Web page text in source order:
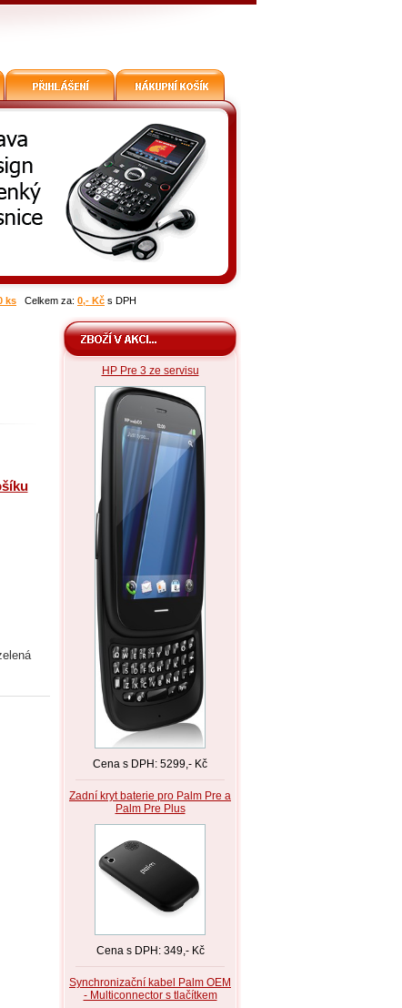
ks Celkem za: 0,- Kč s DPH
HP Pre 3 ze servisu
Cena s DPH: 5299,- Kč
Zadní kryt baterie pro Palm Pre a
Palm Pre Plus
Cena s DPH: 349,- Kč
Synchronizační kabel Palm OEM
- Multiconnector s tlačítkem